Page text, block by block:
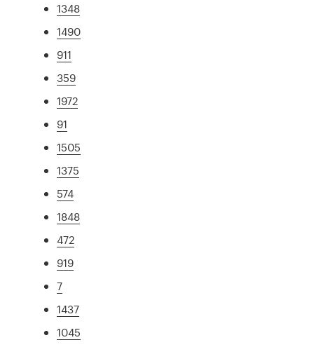
1348
1490
911
359
1972
91
1505
1375
574
1848
472
919
7
1437
1045